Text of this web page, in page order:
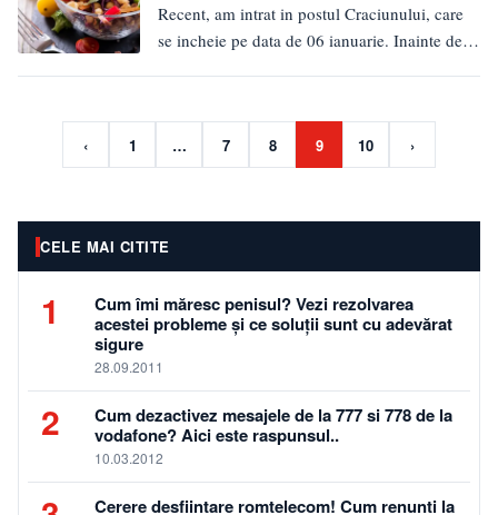
Recent, am intrat in postul Craciunului, care
se incheie pe data de 06 ianuarie. Inainte de a
‹ 1 … 7 8 9 10 ›
CELE MAI CITITE
1
Cum îmi măresc penisul? Vezi rezolvarea
acestei probleme și ce soluții sunt cu adevărat
sigure
28.09.2011
2
Cum dezactivez mesajele de la 777 si 778 de la
vodafone? Aici este raspunsul..
10.03.2012
Cerere desfiintare romtelecom! Cum renunti la